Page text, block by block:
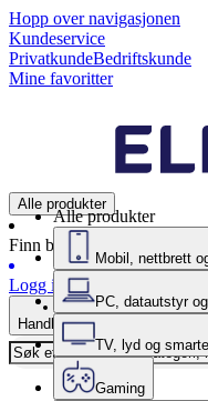
Hopp over navigasjonen
Kundeservice
PrivatkundeBedriftskunde
Mine favoritter
Alle produkter
Finn butikk
Logg inn
Handlekurv
Alle produkter
Mobil, nettbrett
PC, datautstyr
TV, lyd og
Gaming